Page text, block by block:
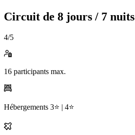
Circuit de 8 jours / 7 nuits
4/5
16 participants max.
Hébergements 3⭐️ | 4⭐️